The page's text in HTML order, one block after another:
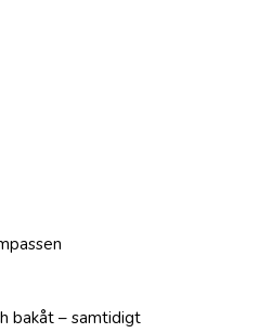
bakåt – samtidigt